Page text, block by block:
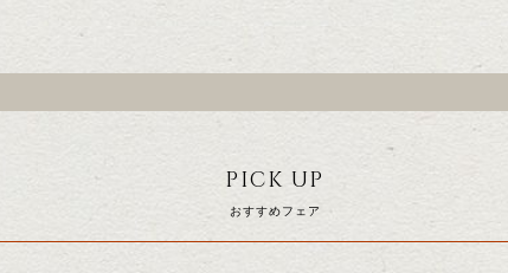
PICK UP
おすすめフェア